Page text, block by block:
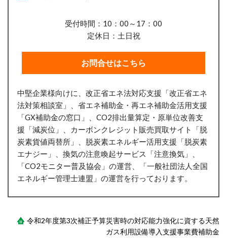
受付時間：10：00～17：00
定休日：土日祝
お問合せはこちら
中堅企業様向けに、改正省エネ法対応支援「改正省エネ
法対策相談室」、省エネ補助金・再エネ補助金活用支援
「GX補助金の窓口」、CO2排出量算定・原単位改善支
援「減炭位」、
カーボンクレジット販売買取サイト「脱
炭素貨値両替所」、 脱炭素エネルギー活用支援「脱炭素
エナジー」、換気の注意喚起サービス「注意換気」、
「CO2モニター普及協会」の運営、「一般社団法人全国
エネルギー管理士連盟」の運営を行っております。
令和2年度第3次補正予算災害時の対応能力強化に資する天然
ガス利用設備導入支援事業費補助金